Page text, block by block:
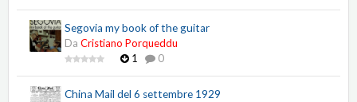
Segovia my book of the guitar
Da Cristiano Porqueddu
1
0
China Mail del 6 settembre 1929